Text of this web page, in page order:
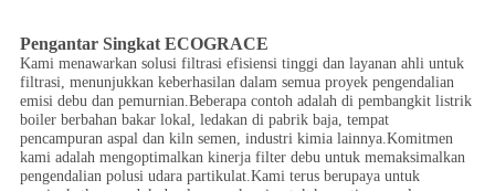
Pengantar Singkat ECOGRACE
Kami menawarkan solusi filtrasi efisiensi tinggi dan layanan ahli untuk
filtrasi, menunjukkan keberhasilan dalam semua proyek pengendalian
emisi debu dan pemurnian.Beberapa contoh adalah di pembangkit listrik
boiler berbahan bakar lokal, ledakan di pabrik baja, tempat
pencampuran aspal dan kiln semen, industri kimia lainnya.Komitmen
kami adalah mengoptimalkan kinerja filter debu untuk memaksimalkan
pengendalian polusi udara partikulat.Kami terus berupaya untuk